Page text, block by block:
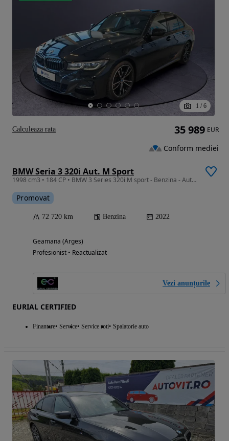
1 / 6
BMW Seria 3 320i Aut. M Sport
1998 cm3 • 184 CP • BMW 3 Series 320i M sport - Benzina - Automatic - 184 hp - 72.717 km
Promovat
72 720 km Benzina 2022
Geamana (Arges)
Profesionist • Reactualizat
Vezi anunțurile
EURIAL CERTIFIED
Finantare Service Service roti Spalatorie auto
35 989 EUR
Conform mediei
Calculeaza rata